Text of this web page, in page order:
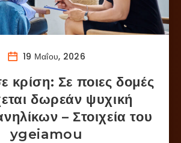
19 Μαΐου, 2026
κρίση: Σε ποιες δομές
δωρεάν ψυχική
– Στοιχεία του
ygeiamou